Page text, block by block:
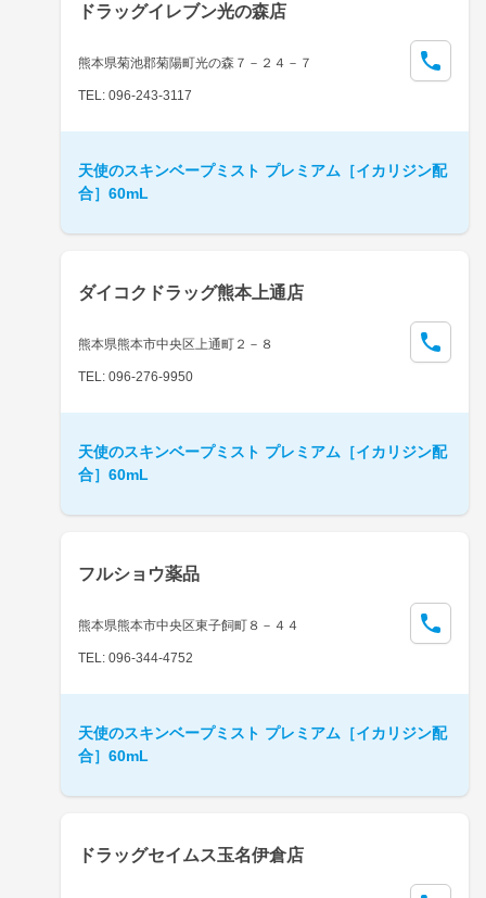
ドラッグイレブン光の森店
熊本県菊池郡菊陽町光の森７－２４－７
TEL: 096-243-3117
天使のスキンベープミスト プレミアム［イカリジン配
合］60mL
ダイコクドラッグ熊本上通店
熊本県熊本市中央区上通町２－８
TEL: 096-276-9950
天使のスキンベープミスト プレミアム［イカリジン配
合］60mL
フルショウ薬品
熊本県熊本市中央区東子飼町８－４４
TEL: 096-344-4752
天使のスキンベープミスト プレミアム［イカリジン配
合］60mL
ドラッグセイムス玉名伊倉店